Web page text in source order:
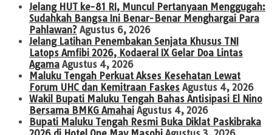
Jelang HUT ke-81 RI, Muncul Pertanyaan Menggugah:
Sudahkah Bangsa Ini Benar-Benar Menghargai Para
Pahlawan? Agustus 6, 2026
Jelang Latihan Penembakan Senjata Khusus TNI
Latops Amfibi 2026, Kodaeral IX Gelar Doa Lintas
Agama Agustus 4, 2026
Maluku Tengah Perkuat Akses Kesehatan Lewat
Forum UHC dan Kemitraan Faskes Agustus 4, 2026
Wakil Bupati Maluku Tengah Bahas Antisipasi El Nino
Bersama BMKG Amahai Agustus 4, 2026
Bupati Maluku Tengah Resmi Buka Diklat Paskibraka